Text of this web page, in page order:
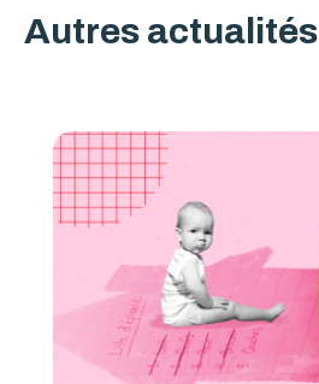
Autres actualités